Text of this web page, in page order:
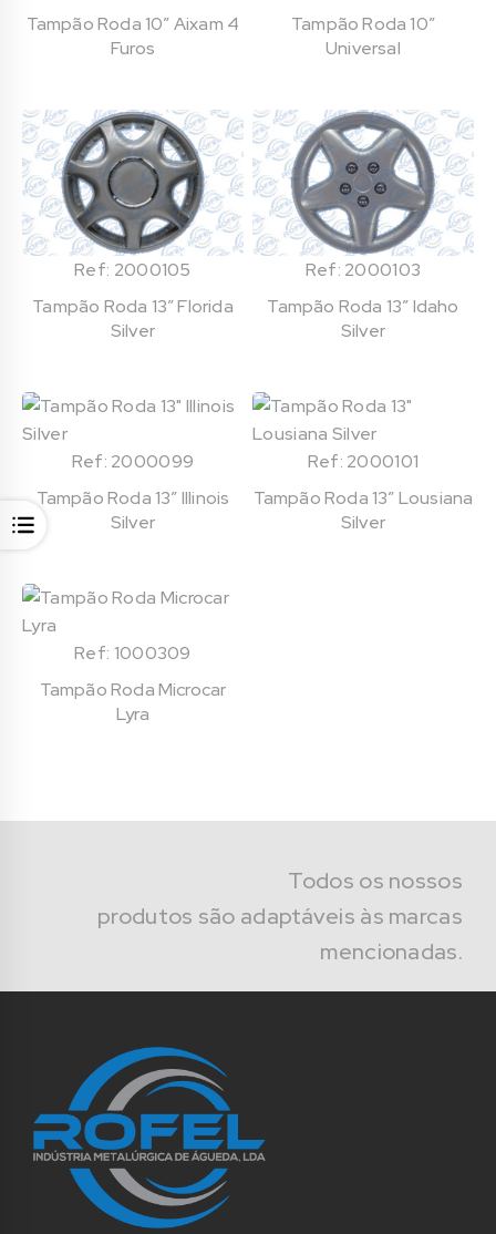
Tampão Roda 10″ Aixam 4
Furos
Tampão Roda 10″
Universal
Ref: 2000105
Tampão Roda 13″ Florida
Silver
Ref: 2000103
Tampão Roda 13″ Idaho
Silver
Ref: 2000099
Tampão Roda 13″ Illinois
Silver
Ref: 2000101
Tampão Roda 13″ Lousiana
Silver
Ref: 1000309
Tampão Roda Microcar
Lyra
Todos os nossos
produtos são adaptáveis às marcas
mencionadas.